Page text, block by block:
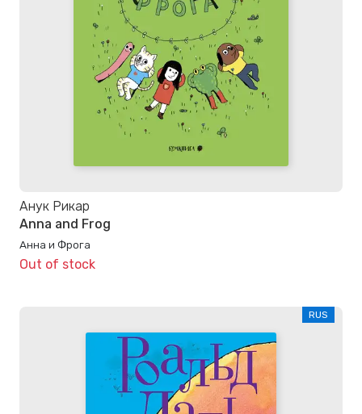
Анук Рикар
Anna and Frog
Анна и Фрога
Out of stock
RUS